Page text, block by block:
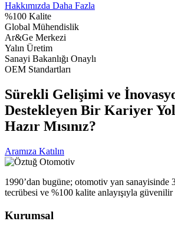
Hakkımızda Daha Fazla
%100 Kalite
Global Mühendislik
Ar&Ge Merkezi
Yalın Üretim
Sanayi Bakanlığı Onaylı
OEM Standartları
Sürekli Gelişimi ve
Destekleyen Bir Kariyer
Hazır Mısınız?
Aramıza Katılın
1990’dan bugüne; otomotiv yan sanayisinde
tecrübesi ve %100 kalite anlayışıyla güvenilir
Kurumsal